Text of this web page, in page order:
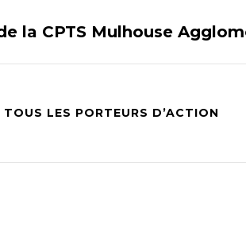
la CPTS Mulhouse
TOUS LES PORTEURS D’ACTION